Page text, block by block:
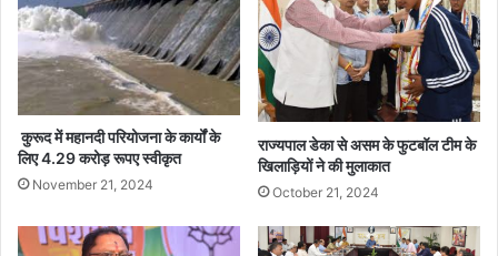
कुरूद में महानदी परियोजना के कार्यों के
लिए 4.29 करोड़ रूपए स्वीकृत
November 21, 2024
राज्यपाल डेका से असम के फुटबॉल टीम के
खिलाड़ियों ने की मुलाकात
October 21, 2024